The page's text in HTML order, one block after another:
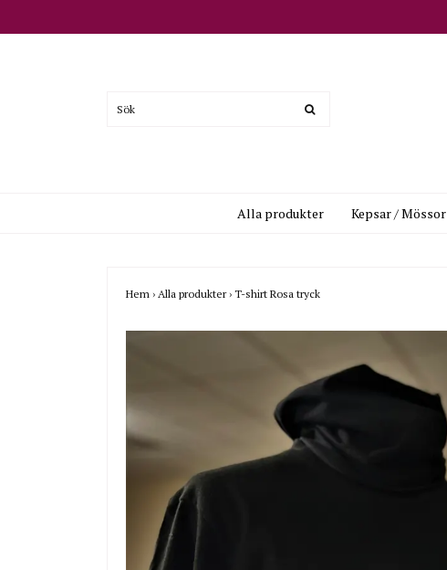
Alla produkter Kepsar / Mössor
Hem › Alla produkter › T-shirt Rosa tryck